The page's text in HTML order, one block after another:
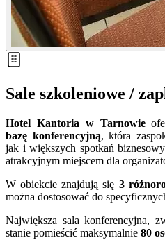
Sale szkoleniowe /
Hotel Kantoria w Tarnowie
bazę konferencyjną, która
jak i większych spotkań
atrakcyjnym miejscem dla
W obiekcie znajdują się 3
można dostosować do
Największa sala konferencyjna,
stanie pomieścić maksymalnie 80